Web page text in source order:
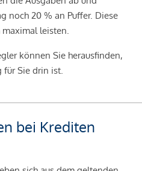
noch 20 % an Puffer. Diese
leisten.
können Sie herausfinden,
für Sie drin ist.
bei Krediten